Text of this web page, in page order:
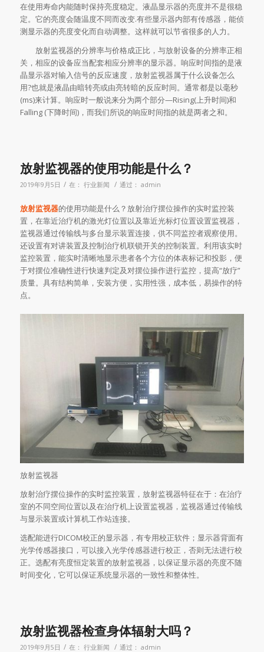
在使用寿命内能随时保持亮度稳定。液晶显示器的亮度并不是很稳
定。它的亮度会随温度不同而改变.有些显示器内部有传感器，能侦
测显示器的亮度变化而自动调整。这样就可以节省很多的人力。
放射监视器的分辨率与价格成正比，与放射设备的分辨率正相
关，相应的设备应当配套相应分辨率的显示器。响应时间指的是液
晶显示器对输入信号的反应速度，放射监视器属于什么设备怎么
用?也就是液晶由暗转亮或由亮转暗的反应时间。通常都是以毫秒
(ms)来计算。响应时一般说来分为两个部分—Rising(上升时间)和
Falling (下降时间)，而我们所说的响应时间指的就是两者之和。
放射监视器的使用功能是什么？
2019年9月5日 / 在： 行业新闻 / 通过： admin
放射监视器的使用功能是什么？放射治疗摆位操作的实时监控装
置，在靠近治疗机的激光灯位置以及靠近光标灯位置设置监视器，
监视器通过传输线与多台显示装置连接，供不同监控者观察使用。
还设置有对讲装置及控制治疗机联锁开关的控制装置。利用该实时
监控装置，能实时清晰地显示患者各个方位的体表标记和投影，便
于对摆位准确性进行快速判定及对摆位操作进行监控，提高“放疗”
质量。具有结构简单，安装方便，实用性强，成本低，易操作的特
点。
放射监视器
放射治疗摆位操作的实时监控装置，放射监视器特征在于：在治疗
室的不同空间位置以及在治疗机上设置监视器，监视器通过传输线
与显示装置或计算机工作站连接。
选配能进行DICOM校正的显示器，有专用校正软件；显示器背面有
光学传感器接口，可以接入光学传感器进行校正，否则无法进行校
正。选配有亮度恒定装置的放射监视器，以保证显示器的亮度不随
时间变化，它可以保证系统显示器的一致性和整体性。
放射监视器检查身体辐射大吗？
2019年9月5日 / 在： 行业新闻 / 通过： admin